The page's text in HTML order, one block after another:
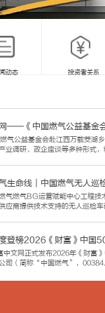
动态 投资者关系
——《中国燃气公益基金
气公益基金会赴江西万载茭湖
业调研、政企座谈等多种形式
生命线｜中国燃气无人巡
气燃气BG运营赋能中心工程技
应商提供技术支持的无人巡检
登榜2026《财富》中国
中文网正式发布2026年《财富
司（简称“中国燃气”，